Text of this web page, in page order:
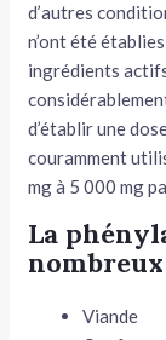
d’autres
n’ont été
ingrédients
d’établir une
couramment
mg à 5 000 mg
La
Viande